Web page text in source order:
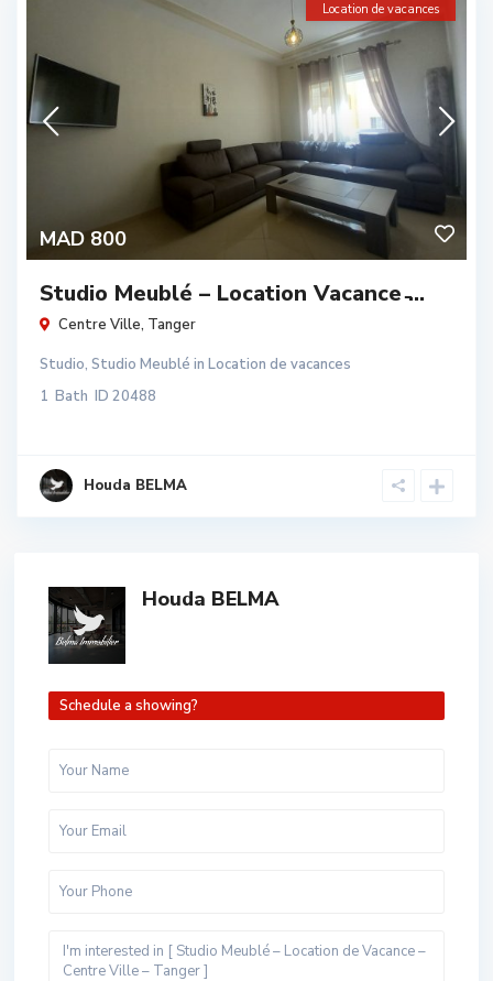
MAD 800
Location de vacances
Studio Meublé – Location Vacance ̵...
Centre Ville, Tanger
Studio, Studio Meublé in Location de vacances
1 Bath ID 20488
Houda BELMA
Houda BELMA
Schedule a showing?